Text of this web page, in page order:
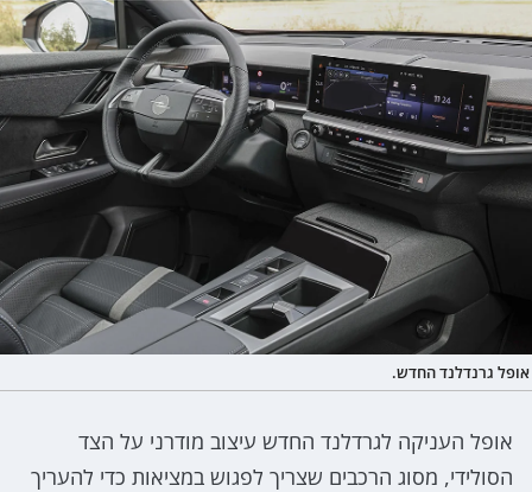
אופל גרנדלנד החדש.
אופל העניקה לגרדלנד החדש עיצוב מודרני על הצד
הסולידי, מסוג הרכבים שצריך לפגוש במציאות כדי להעריך